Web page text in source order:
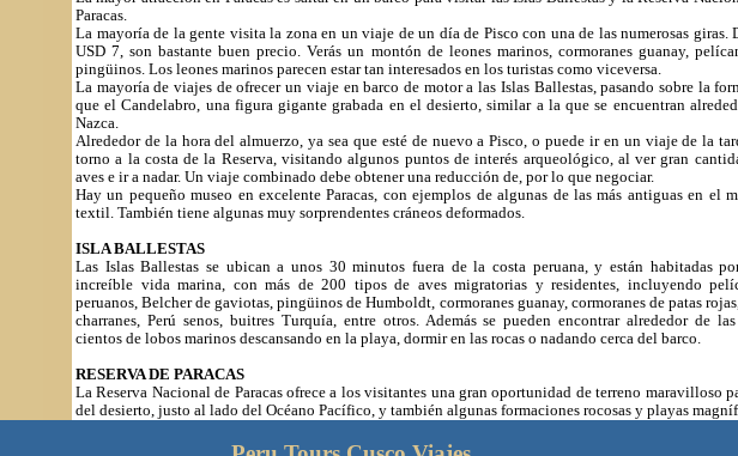
Paracas.
La mayoría de la gente visita la zona en un viaje de un día de Pisco con una de las numerosas giras.
USD 7, son bastante buen precio. Verás un montón de leones marinos, cormoranes guanay,
pingüinos. Los leones marinos parecen estar tan interesados en los turistas como viceversa.
La mayoría de viajes de ofrecer un viaje en barco de motor a las Islas Ballestas, pasando sobre la
que el Candelabro, una figura gigante grabada en el desierto, similar a la que se encuentran
Nazca.
Alrededor de la hora del almuerzo, ya sea que esté de nuevo a Pisco, o puede ir en un viaje de la
torno a la costa de la Reserva, visitando algunos puntos de interés arqueológico, al ver gran
aves e ir a nadar. Un viaje combinado debe obtener una reducción de, por lo que negociar.
Hay un pequeño museo en excelente Paracas, con ejemplos de algunas de las más antiguas en el
textil. También tiene algunas muy sorprendentes cráneos deformados.
ISLA BALLESTAS
Las Islas Ballestas se ubican a unos 30 minutos fuera de la costa peruana, y están habitadas
increíble vida marina, con más de 200 tipos de aves migratorias y residentes, incluyendo
peruanos, Belcher de gaviotas, pingüinos de Humboldt, cormoranes guanay, cormoranes de patas
charranes, Perú senos, buitres Turquía, entre otros. Además se pueden encontrar alrededor de
cientos de lobos marinos descansando en la playa, dormir en las rocas o nadando cerca del barco.
RESERVA DE PARACAS
La Reserva Nacional de Paracas ofrece a los visitantes una gran oportunidad de terreno maravilloso
del desierto, justo al lado del Océano Pacífico, y también algunas formaciones rocosas y playas